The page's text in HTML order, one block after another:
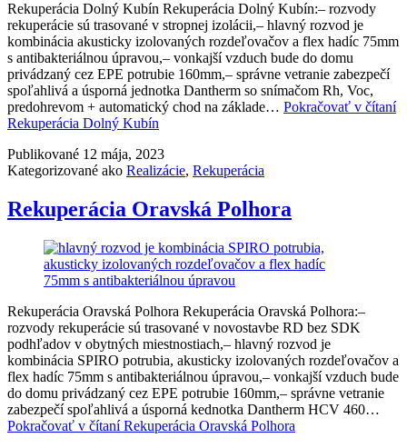
Rekuperácia Dolný Kubín Rekuperácia Dolný Kubín:– rozvody
rekuperácie sú trasované v stropnej izolácii,– hlavný rozvod je
kombinácia akusticky izolovaných rozdeľovačov a flex hadíc 75mm
s antibakteriálnou úpravou,– vonkajší vzduch bude do domu
privádzaný cez EPE potrubie 160mm,– správne vetranie zabezpečí
spoľahlivá a úsporná jednotka Dantherm so snímačom Rh, Voc,
predohrevom + automatický chod na základe… Pokračovať v čítaní
Rekuperácia Dolný Kubín
Publikované 12 mája, 2023
Kategorizované ako Realizácie, Rekuperácia
Rekuperácia Oravská Polhora
Rekuperácia Oravská Polhora Rekuperácia Oravská Polhora:–
rozvody rekuperácie sú trasované v novostavbe RD bez SDK
podhľadov v obytných miestnostiach,– hlavný rozvod je
kombinácia SPIRO potrubia, akusticky izolovaných rozdeľovačov a
flex hadíc 75mm s antibakteriálnou úpravou,– vonkajší vzduch bude
do domu privádzaný cez EPE potrubie 160mm,– správne vetranie
zabezpečí spoľahlivá a úsporná kednotka Dantherm HCV 460…
Pokračovať v čítaníRekuperácia Oravská Polhora